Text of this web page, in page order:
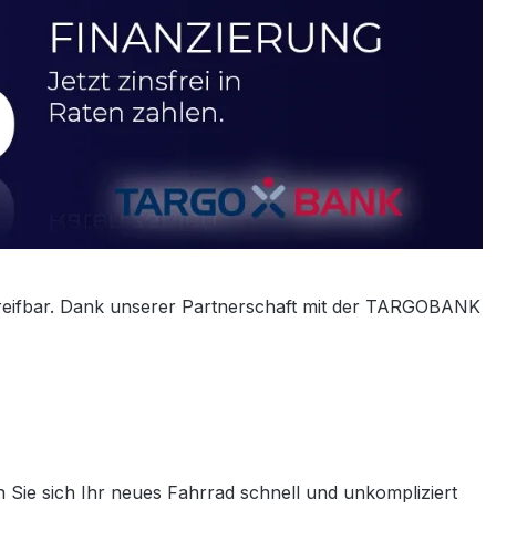
Dank unserer Partnerschaft mit der TARGOBANK
sich Ihr neues Fahrrad schnell und unkompliziert